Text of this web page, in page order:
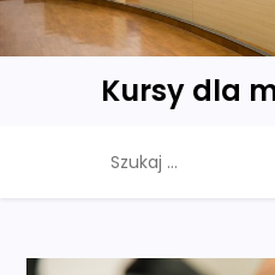
Kursy dla